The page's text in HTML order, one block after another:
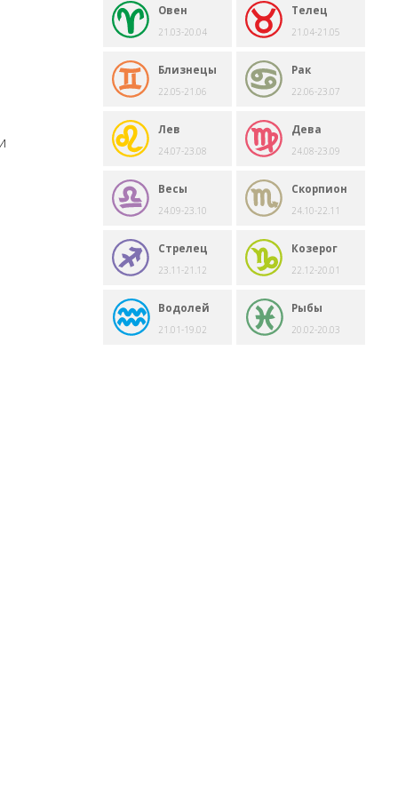
Овен
21.03-20.04
Телец
21.04-21.05
Близнецы
22.05-21.06
Рак
22.06-23.07
Лев
24.07-23.08
Дева
24.08-23.09
Весы
24.09-23.10
Скорпион
24.10-22.11
Стрелец
23.11-21.12
Козерог
22.12-20.01
Водолей
21.01-19.02
Рыбы
20.02-20.03